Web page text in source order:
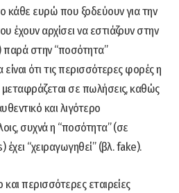
κάθε ευρώ που ξοδεύουν για την
έχουν αρχίσει να εστιάζουν στην
παρά στην “ποσότητα”
ότι τις περισσότερες φορές η
μεταφράζεται σε πωλήσεις, καθώς
και λιγότερο
συχνά η “ποσότητα” (σε
“χειραγωγηθεί” (βλ. fake).
και περισσότερες εταιρείες